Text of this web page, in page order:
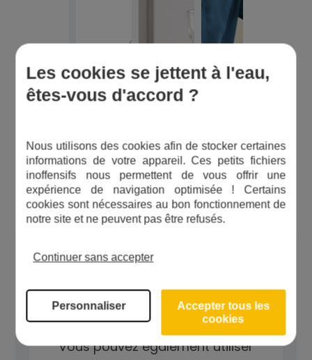
Bon à savoir
Vous pouvez également utiliser
Les cookies se jettent à l'eau,
êtes-vous d'accord ?
Nous utilisons des cookies afin de stocker certaines
informations de votre appareil. Ces petits fichiers
inoffensifs nous permettent de vous offrir une
expérience de navigation optimisée ! Certains
cookies sont nécessaires au bon fonctionnement de
notre site et ne peuvent pas être refusés.
Continuer sans accepter
Personnaliser
Accepter tous les
cookies